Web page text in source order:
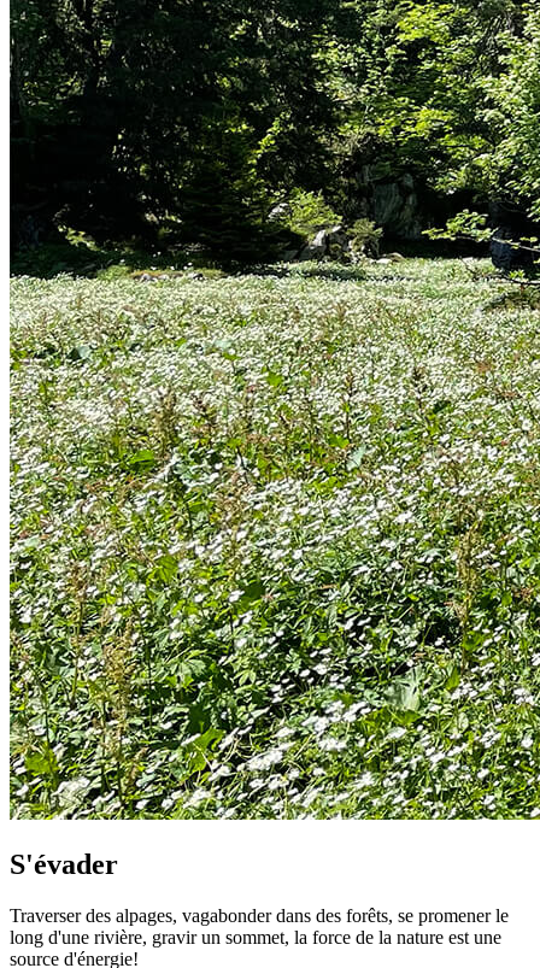
S'évader
Traverser des alpages, vagabonder dans des forêts, se promener le
long d'une rivière, gravir un sommet, la force de la nature est une
source d'énergie!